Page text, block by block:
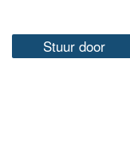
Stuur door